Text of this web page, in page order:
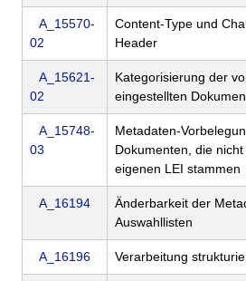
A_15570-
02
Content-Type und
Header
A_15621-
02
Kategorisierung der
eingestellten
A_15748-
03
Metadaten-
Dokumenten, die
eigenen LEI stammen
A_16194
Änderbarkeit der
Auswahllisten
A_16196 Verarbeitung